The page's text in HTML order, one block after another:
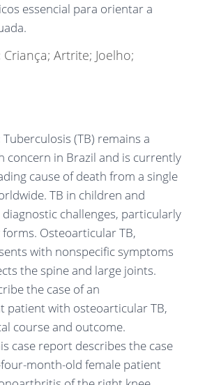
essencial para orientar a
Criança; Artrite; Joelho;
Tuberculosis (TB) remains a
concern in Brazil and is currently
cause of death from a single
TB in children and
challenges, particularly
Osteoarticular TB,
with nonspecific symptoms
the spine and large joints.
the case of an
patient with osteoarticular TB,
course and outcome.
case report describes the case
month-old female patient